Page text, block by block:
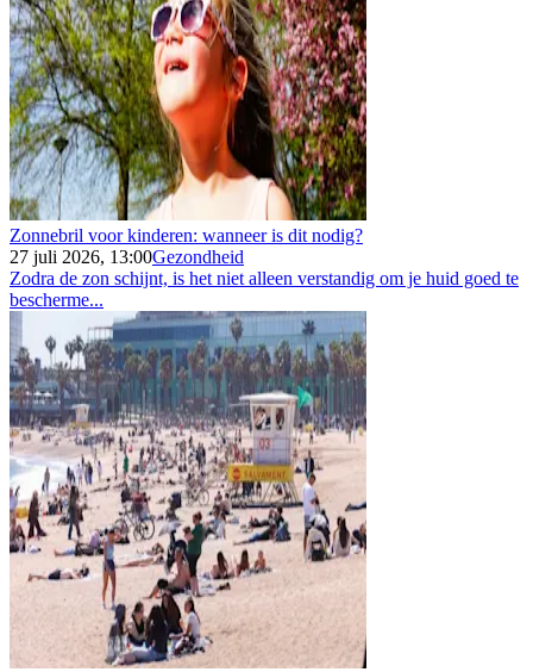
Zonnebril voor kinderen: wanneer is dit nodig?
27 juli 2026, 13:00Gezondheid
Zodra de zon schijnt, is het niet alleen verstandig om je huid goed te
bescherme...